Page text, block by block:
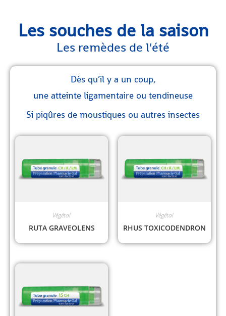
Les souches de la saison
Les remèdes de l'été
Dès qu’il y a un coup,
une atteinte ligamentaire ou tendineuse
Si piqûres de moustiques ou autres insectes
Végétal
RUTA GRAVEOLENS
Végétal
RHUS TOXICODENDRON